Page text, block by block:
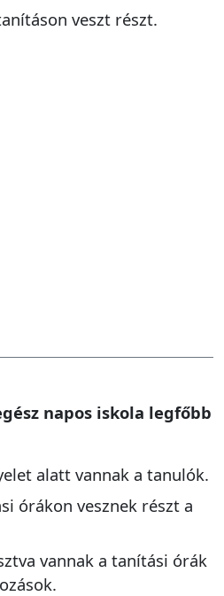
veszt részt.
napos iskola legfőbb
alatt vannak a tanulók.
órákon vesznek részt a
vannak a tanítási órák